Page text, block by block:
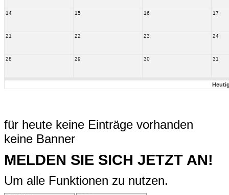
14 15 16 17
21 22 23 24
28 29 30 31
für heute keine Einträge vorhanden
keine Banner
MELDEN SIE SICH JETZT AN!
Um alle Funktionen zu nutzen.